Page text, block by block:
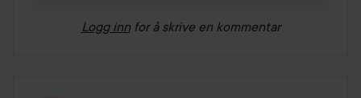
Logg inn for å skrive en kommentar